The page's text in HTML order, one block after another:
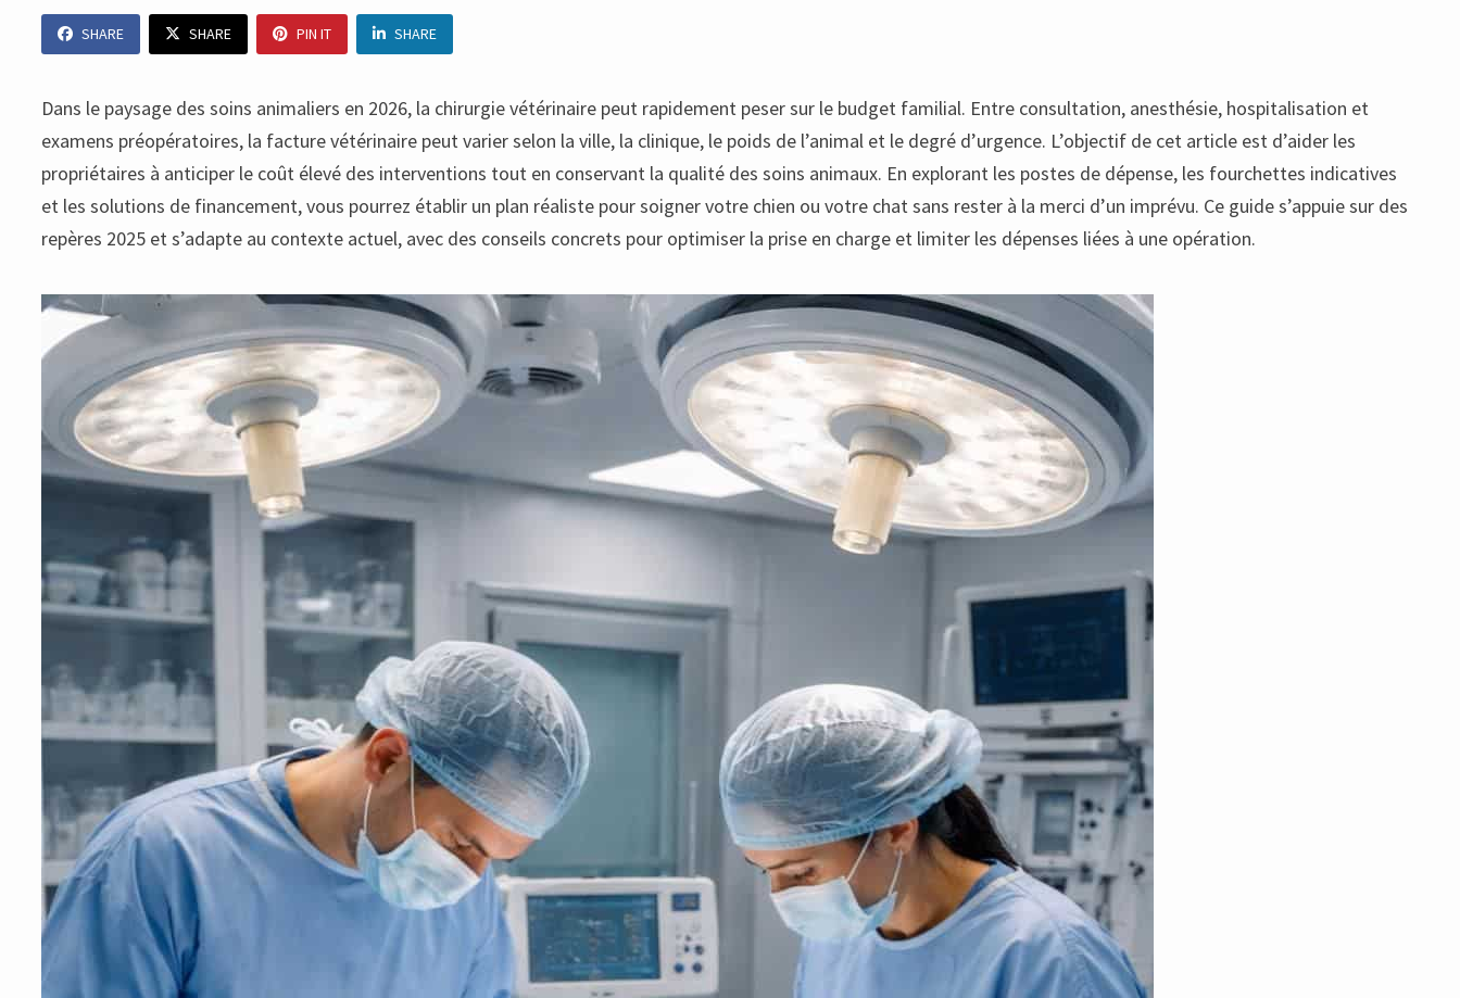
SHARE SHARE PIN IT SHARE
Dans le paysage des soins animaliers en 2026, la chirurgie vétérinaire peut rapidement peser sur le budget familial. Entre consultation, anesthésie, hospitalisation et
examens préopératoires, la facture vétérinaire peut varier selon la ville, la clinique, le poids de l’animal et le degré d’urgence. L’objectif de cet article est d’aider les
propriétaires à anticiper le coût élevé des interventions tout en conservant la qualité des soins animaux. En explorant les postes de dépense, les fourchettes indicatives
et les solutions de financement, vous pourrez établir un plan réaliste pour soigner votre chien ou votre chat sans rester à la merci d’un imprévu. Ce guide s’appuie sur des
repères 2025 et s’adapte au contexte actuel, avec des conseils concrets pour optimiser la prise en charge et limiter les dépenses liées à une opération.